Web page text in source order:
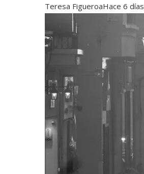
Teresa FigueroaHace 6 días